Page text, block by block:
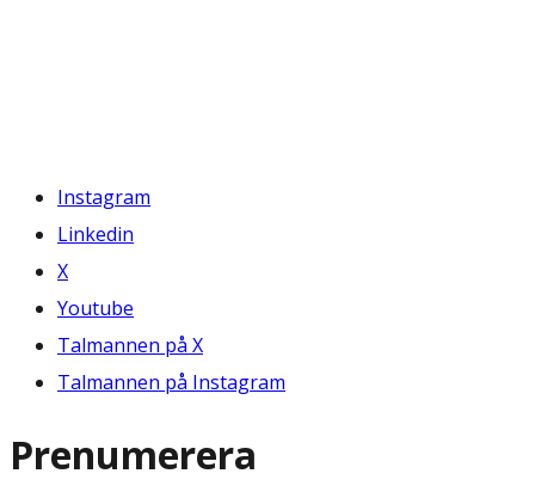
Instagram
Linkedin
X
Youtube
Talmannen på X
Talmannen på Instagram
Prenumerera